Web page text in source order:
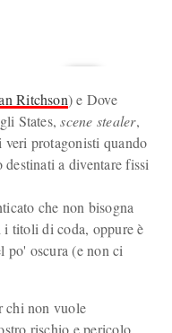
Ritchson) e Dove
States,scene stealer,
veri protagonisti quando
a diventare fissi
che non bisogna
i titoli di coda, oppure è
po' oscura (e non ci
chi non vuole
rischio e pericolo.